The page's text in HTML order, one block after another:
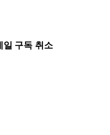
일 구독 취소